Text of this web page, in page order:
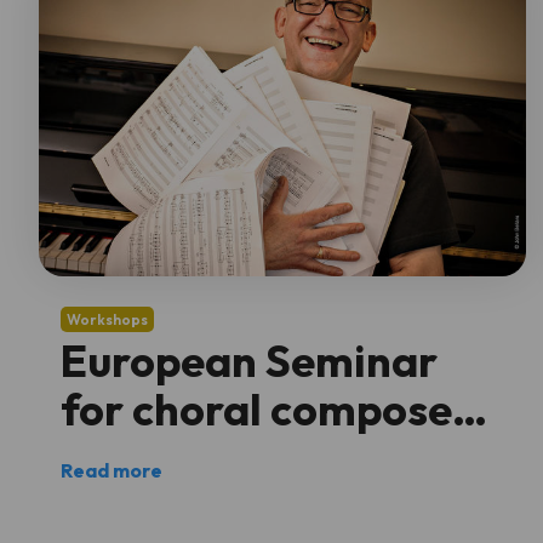
European Seminar
for choral composers
2024
Workshops
Read more